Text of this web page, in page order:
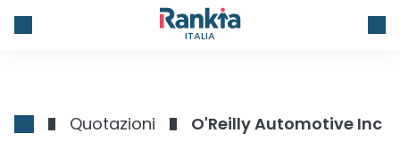
ITALIA
Quotazioni O'Reilly Automotive Inc